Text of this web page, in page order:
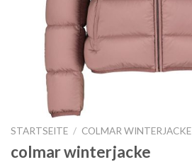
STARTSEITE / COLMAR WINTERJACKE
colmar winterjacke